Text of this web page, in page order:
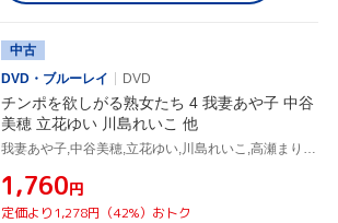
中古
DVD・ブルーレイ
DVD
チンポを欲しがる熟女たち 4 我妻あや子 中谷
美穂 立花ゆい 川島れいこ 他
¥1,760円
定価より1,278円（42%）おトク